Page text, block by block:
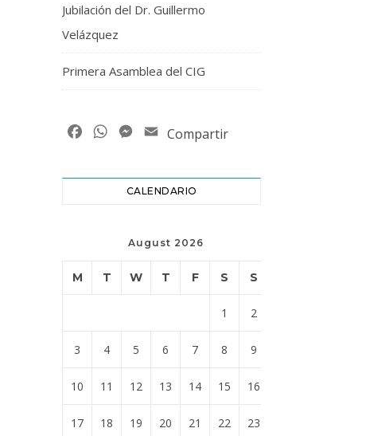
Jubilación del Dr. Guillermo
Velázquez
Primera Asamblea del CIG
FacebookWhatsAppMessenger
Email
Compartir
CALENDARIO
August 2026
M T W T F S S
1 2
3 4 5 6 7 8 9
10 11 12 13 14 15 16
17 18 19 20 21 22 23